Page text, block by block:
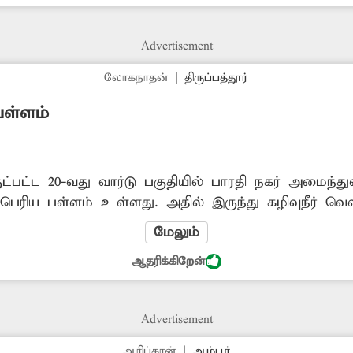
Advertisement
லோகநாதன் |திருப்பத்தூர்
20-வது வார்டு பகுதியில் பாரதி நகர்
பள்ளம் உள்ளது. அதில் இருந்து கழிவுநீர்
தண்ணீர் நிரம்பி விடுவதால் அந்த பள்ளம்
நடந்து செல்லும் பொதுமக்களுக்கும்
நகராட்சி நிர்வாகமும்,
அப்பகுதியில் சிறுபாலம் அமைக்க...
மேலும்
ஆதரிக்கிறேன்
Advertisement